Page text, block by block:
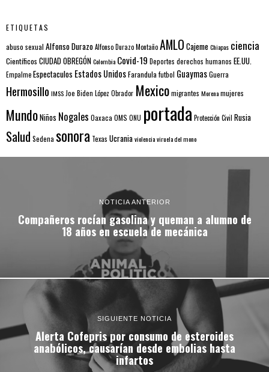
ETIQUETAS
abuso sexual Alfonso DurazoAlfonso Durazo MontañoAMLO CajemeChiapas ciencia
Científicos CIUDAD OBREGÓNColombia Covid-19 Deportes derechos humanos EE.UU.
EmpalmeEspectaculos Estados UnidosFarandula futbol GuaymasGuerra
Hermosillo IMSS Joe Biden López Obrador Mexicomigrantes Morenamujeres
MundoNiños Nogales Oaxaca OMS ONU portada Protección Civil Rusia
Salud Sedena sonora Texas Ucraniaviolenciaviruela del mono
NOTICIA ANTERIOR
Compañeros rocían gasolina y queman a alumno de
18 años en escuela de mecánica
SIGUIENTE NOTICIA
Alerta Cofepris por consumo de esteroides
anabólicos, causarían desde embolias hasta
infartos